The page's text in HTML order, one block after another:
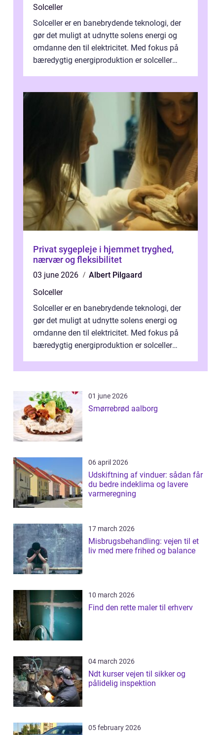
Solceller
Solceller er en banebrydende teknologi, der
gør det muligt at udnytte solens energi og
omdanne den til elektricitet. Med fokus på
bæredygtig energiproduktion er solceller
Privat sygepleje i hjemmet tryghed,
nærvær og fleksibilitet
03 june 2026
Albert Pilgaard
Solceller
Solceller er en banebrydende teknologi, der
gør det muligt at udnytte solens energi og
omdanne den til elektricitet. Med fokus på
bæredygtig energiproduktion er solceller
01 june 2026
Smørrebrød aalborg
06 april 2026
Udskiftning af vinduer: sådan får
du bedre indeklima og lavere
varmeregning
17 march 2026
Misbrugsbehandling: vejen til et
liv med mere frihed og balance
10 march 2026
Find den rette maler til erhverv
04 march 2026
Ndt kurser vejen til sikker og
pålidelig inspektion
05 february 2026